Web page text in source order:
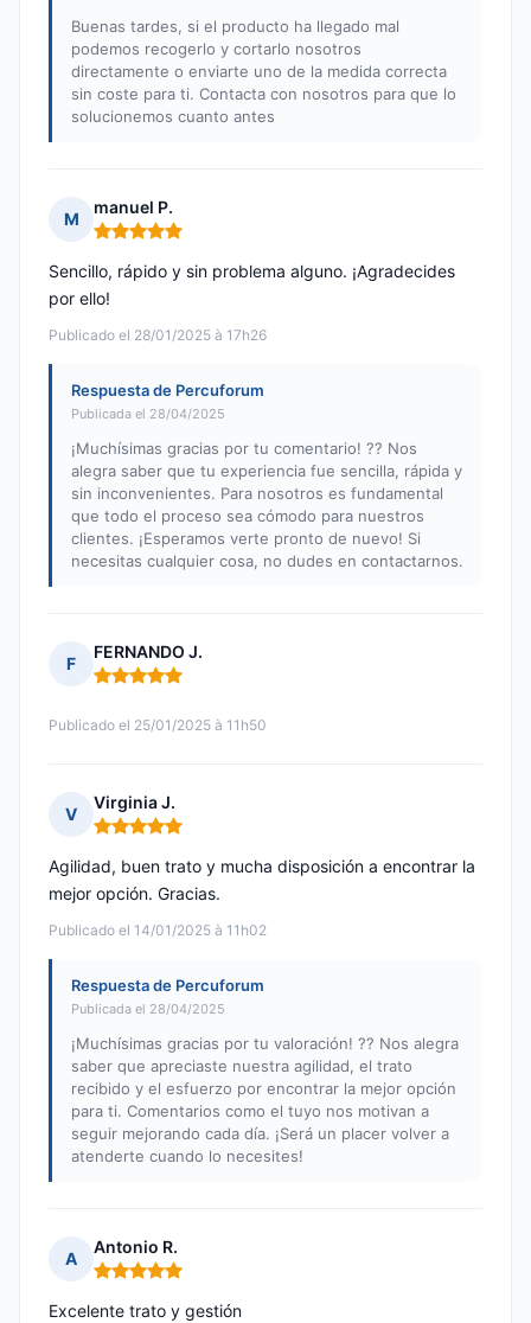
Buenas tardes, si el producto ha llegado mal
podemos recogerlo y cortarlo nosotros
directamente o enviarte uno de la medida correcta
sin coste para ti. Contacta con nosotros para que lo
solucionemos cuanto antes
M
manuel P.
Nota: 5 de 5
Publicado el 28/01/2025 à 17h26
Sencillo, rápido y sin problema alguno. ¡Agradecides
por ello!
Respuesta de Percuforum
Publicada el 28/04/2025
¡Muchísimas gracias por tu comentario! ?? Nos
alegra saber que tu experiencia fue sencilla, rápida y
sin inconvenientes. Para nosotros es fundamental
que todo el proceso sea cómodo para nuestros
clientes. ¡Esperamos verte pronto de nuevo! Si
necesitas cualquier cosa, no dudes en contactarnos.
F
FERNANDO J.
Nota: 5 de 5
Publicado el 25/01/2025 à 11h50
V
Virginia J.
Nota: 5 de 5
Publicado el 14/01/2025 à 11h02
Agilidad, buen trato y mucha disposición a encontrar la
mejor opción. Gracias.
Respuesta de Percuforum
Publicada el 28/04/2025
¡Muchísimas gracias por tu valoración! ?? Nos alegra
saber que apreciaste nuestra agilidad, el trato
recibido y el esfuerzo por encontrar la mejor opción
para ti. Comentarios como el tuyo nos motivan a
seguir mejorando cada día. ¡Será un placer volver a
atenderte cuando lo necesites!
A
Antonio R.
Nota: 5 de 5
Excelente trato y gestión